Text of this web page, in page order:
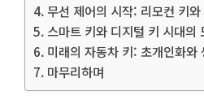
무선 제어의 시작: 리모컨 키
스마트 키와 디지털 키 시대의
미래의 자동차 키: 초개인화와
마무리하며